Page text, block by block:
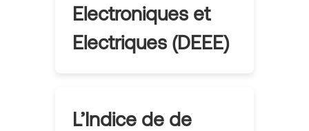
Electroniques et
Electriques (DEEE)
L’Indice de de